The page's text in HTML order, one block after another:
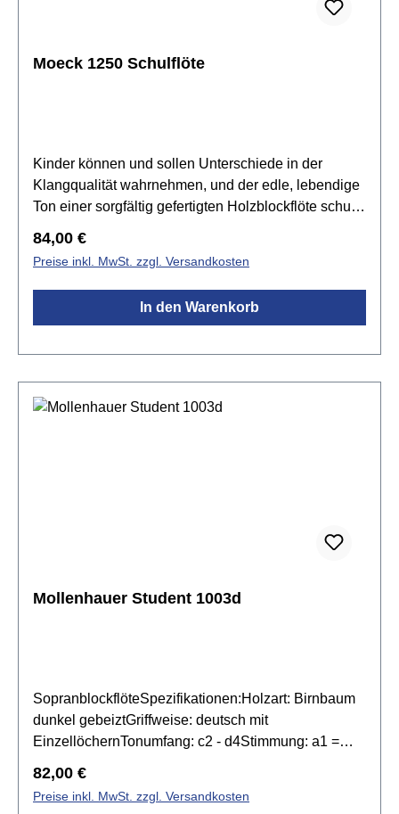
Moeck 1250 Schulflöte
Kinder können und sollen Unterschiede in der
Klangqualität wahrnehmen, und der edle, lebendige
Ton einer sorgfältig gefertigten Holzblockflöte schult
auch, wie ein hochwertiges Instrument behandelt
und gepflegt werden muss, damit es seinen schönen
Ton behält oder sogar noch
verbessert.Spezifikationen:SopranblockflöteHolzart:
EinzellöchernTonumfang: c2 - d4Stimmung: a1 =
Wischerstab & -tuch, Korkfett, Grifftabelle,
Regulärer Preis:
84,00 €
Preise inkl. MwSt. zzgl. Versandkosten
In den Warenkorb
Mollenhauer Student 1003d
SopranblockflöteSpezifikationen:Holzart: Birnbaum
dunkel gebeiztGriffweise: deutsch mit
EinzellöchernTonumfang: c2 - d4Stimmung: a1 =
ausgeglichen iststabile Ansprache von tiefen bis zu
hohen Tönensorgfältig ausgewogene
Regulärer Preis:
82,00 €
Preise inkl. MwSt. zzgl. Versandkosten